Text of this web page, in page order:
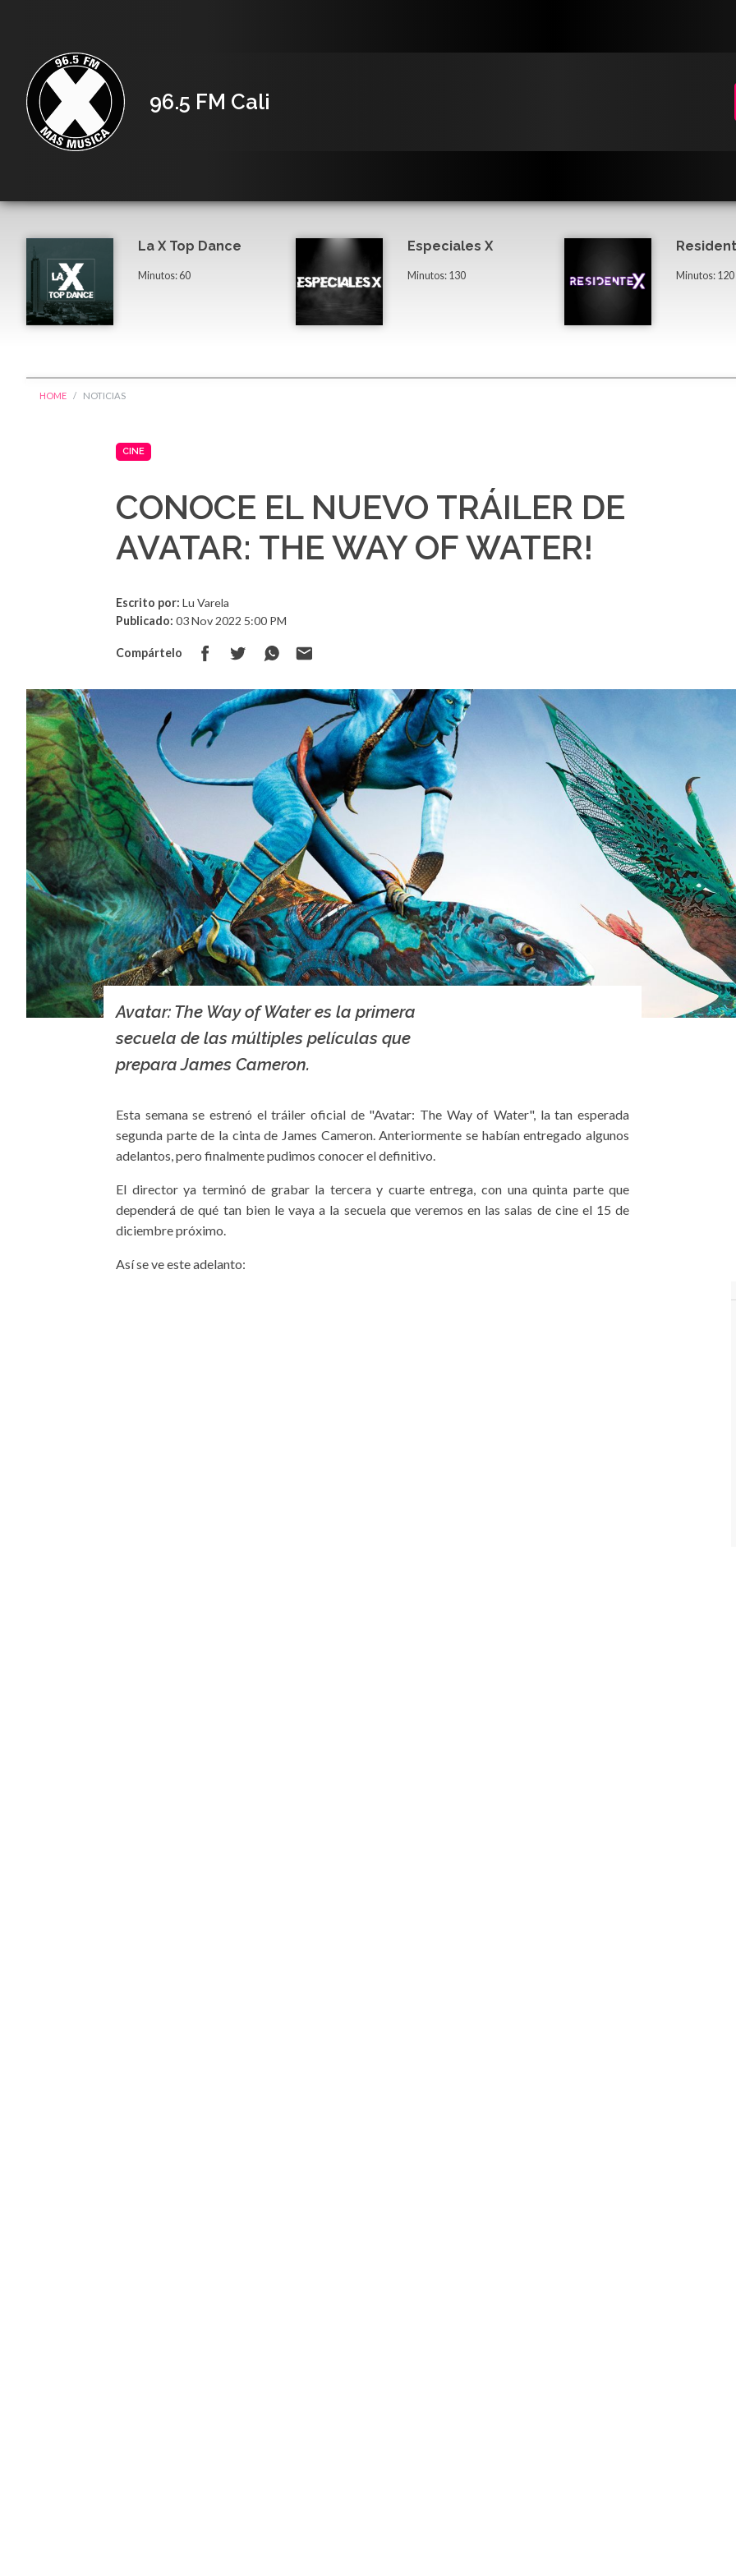
96.5 FM Cali
La X Top Dance
Minutos: 60
Especiales X
Minutos: 130 Minutos: 120
HOME NOTICIAS
CINE
CONOCE EL NUEVO TRÁILER DE
AVATAR: THE WAY OF WATER!
Escrito por: Lu Varela
Publicado: 03 Nov 2022 5:00 PM
Compártelo
Avatar: The Way of Water es la primera
secuela de las múltiples películas que
prepara James Cameron.
Esta semana se estrenó el tráiler oficial de "Avatar: The Way of Water", la tan esperada
segunda parte de la cinta de James Cameron. Anteriormente se habían entregado algunos
adelantos, pero finalmente pudimos conocer el definitivo.
El director ya terminó de grabar la tercera y cuarte entrega, con una quinta parte que
dependerá de qué tan bien le vaya a la secuela que veremos en las salas de cine el 15 de
diciembre próximo.
Así se ve este adelanto: